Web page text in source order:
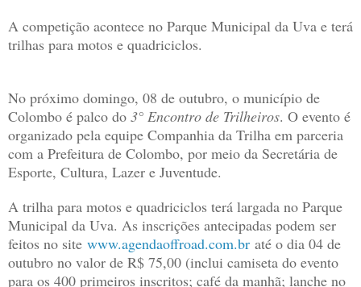
A competição acontece no Parque Municipal da Uva e terá
trilhas para motos e quadriciclos.
No próximo domingo, 08 de outubro, o município de
Colombo é palco do 3° Encontro de Trilheiros. O evento é
organizado pela equipe Companhia da Trilha em parceria
com a Prefeitura de Colombo, por meio da Secretária de
Esporte, Cultura, Lazer e Juventude.
A trilha para motos e quadriciclos terá largada no Parque
Municipal da Uva. As inscrições antecipadas podem ser
feitos no site www.agendaoffroad.com.br até o dia 04 de
outubro no valor de R$ 75,00 (inclui camiseta do evento
para os 400 primeiros inscritos; café da manhã; lanche no